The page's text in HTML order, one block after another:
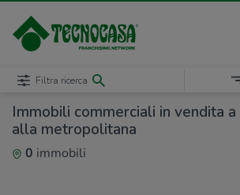
Immobili commerciali in vendita
alla metropolitana
0 immobili
Filtra ricerca